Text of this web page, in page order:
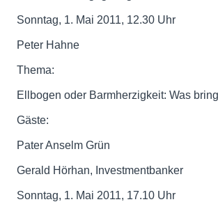
Sonntag, 1. Mai 2011, 12.30 Uhr
Peter Hahne
Thema:
Ellbogen oder Barmherzigkeit: Was
Gäste:
Pater Anselm Grün
Gerald Hörhan, Investmentbanker
Sonntag, 1. Mai 2011, 17.10 Uhr